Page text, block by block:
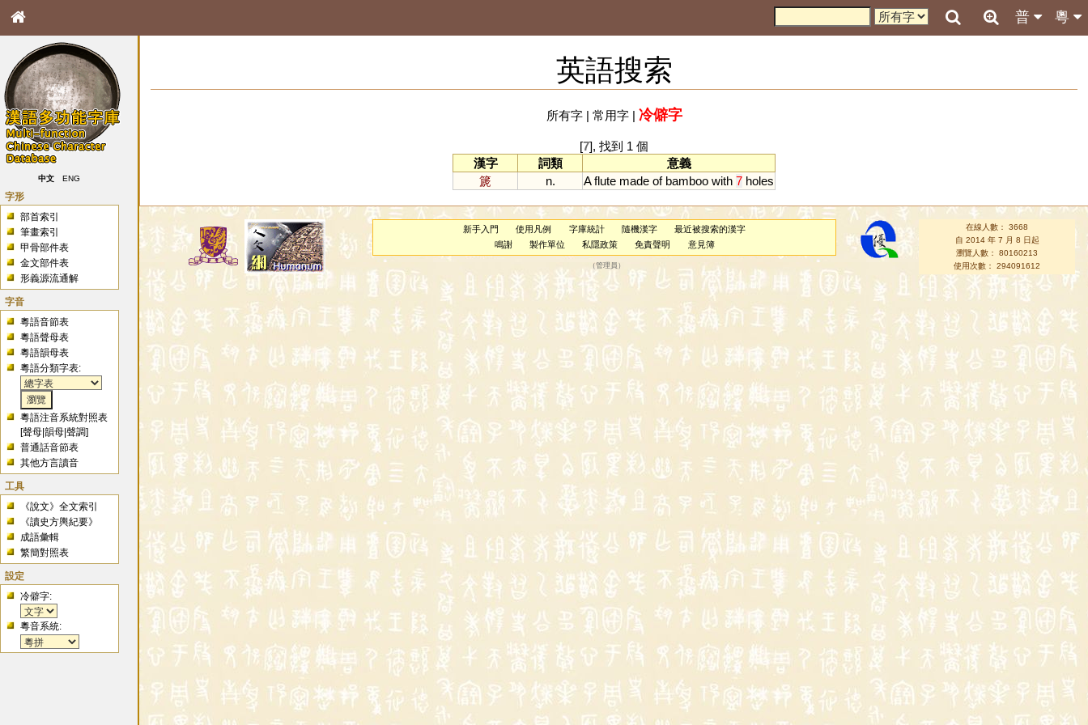
粵
普
中文 ENG
字形
部首索引
筆畫索引
甲骨部件表
金文部件表
形義源流通解
字音
粵語音節表
粵語聲母表
粵語韻母表
粵語分類字表:
粵語注音系統對照表
[聲母 |韻母 |聲調]
普通話音節表
其他方言讀音
工具
《說文》全文索引
《讀史方輿紀要》
成語彙輯
繁簡對照表
設定
冷僻字:
粵音系統:
英語搜索
所有字| 常用字| 冷僻字
[7], 找到 1 個
漢字
詞類
意義
篪
n. A flute made of bamboo with 7 holes
新手入門 使用凡例 字庫統計 隨機漢字
最近被搜索的漢字
鳴謝
製作單位 私隱政策 免責聲明 意見簿
（管理員 ）
在線人數： 3668
自 2014 年 7 月 8 日起
瀏覽人數： 80160213
使用次數： 294091612